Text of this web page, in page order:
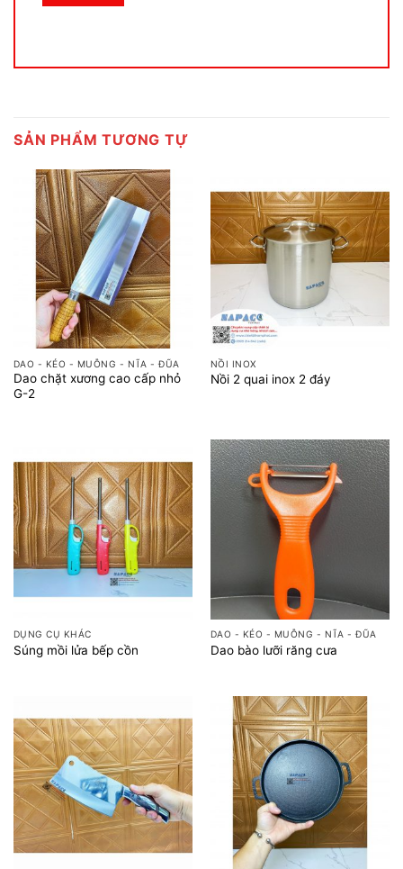
SẢN PHẨM TƯƠNG TỰ
DAO - KÉO - MUỖNG - NĨA - ĐŨA
Dao chặt xương cao cấp nhỏ
G-2
NỒI INOX
Nồi 2 quai inox 2 đáy
DỤNG CỤ KHÁC
Súng mồi lửa bếp cồn
DAO - KÉO - MUỖNG - NĨA - ĐŨA
Dao bào lưỡi răng cưa